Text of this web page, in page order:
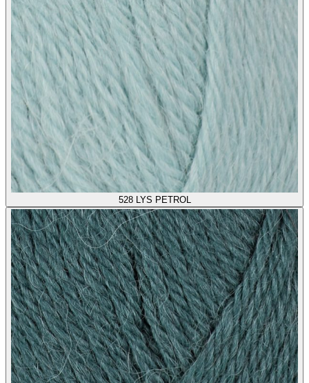
528 LYS PETROL